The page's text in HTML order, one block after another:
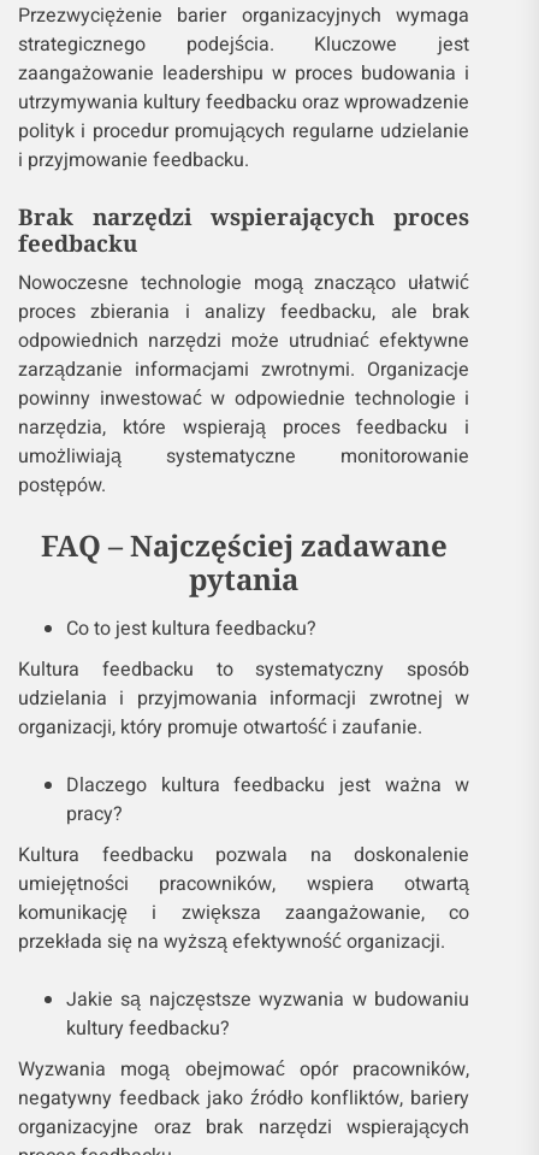
Przezwyciężenie barier organizacyjnych wymaga
strategicznego podejścia. Kluczowe jest
zaangażowanie leadershipu w proces budowania i
utrzymywania kultury feedbacku oraz wprowadzenie
polityk i procedur promujących regularne udzielanie
i przyjmowanie feedbacku.
Brak narzędzi wspierających proces
feedbacku
Nowoczesne technologie mogą znacząco ułatwić
proces zbierania i analizy feedbacku, ale brak
odpowiednich narzędzi może utrudniać efektywne
zarządzanie informacjami zwrotnymi. Organizacje
powinny inwestować w odpowiednie technologie i
narzędzia, które wspierają proces feedbacku i
umożliwiają systematyczne monitorowanie
postępów.
FAQ – Najczęściej zadawane
pytania
Co to jest kultura feedbacku?
Kultura feedbacku to systematyczny sposób
udzielania i przyjmowania informacji zwrotnej w
organizacji, który promuje otwartość i zaufanie.
Dlaczego kultura feedbacku jest ważna w
pracy?
Kultura feedbacku pozwala na doskonalenie
umiejętności pracowników, wspiera otwartą
komunikację i zwiększa zaangażowanie, co
przekłada się na wyższą efektywność organizacji.
Jakie są najczęstsze wyzwania w budowaniu
kultury feedbacku?
Wyzwania mogą obejmować opór pracowników,
negatywny feedback jako źródło konfliktów, bariery
organizacyjne oraz brak narzędzi wspierających